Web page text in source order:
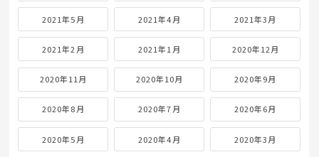
2021年5月 2021年4月 2021年3月
2021年2月 2021年1月 2020年12月
2020年11月 2020年10月 2020年9月
2020年8月 2020年7月 2020年6月
2020年5月 2020年4月 2020年3月